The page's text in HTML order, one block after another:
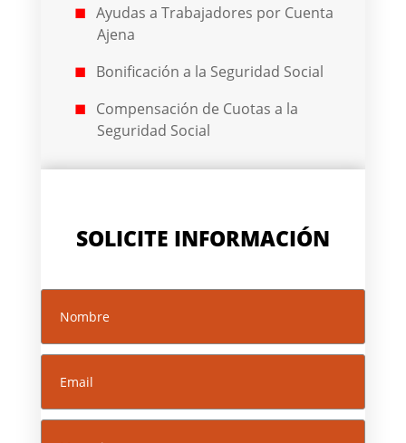
Ayudas a Trabajadores por Cuenta
Ajena
Bonificación a la Seguridad Social
Compensación de Cuotas a la
Seguridad Social
SOLICITE INFORMACIÓN